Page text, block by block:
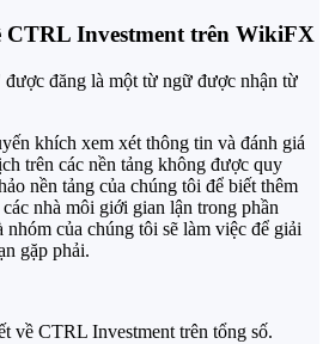
CTRL Investment trên WikiFX
đăng là một từ ngữ được nhận từ
khích xem xét thông tin và đánh giá
trên các nền tảng không được quy
nền tảng của chúng tôi để biết thêm
nhà môi giới gian lận trong phần
của chúng tôi sẽ làm việc để giải
gặp phải.
về CTRL Investment trên tổng số.